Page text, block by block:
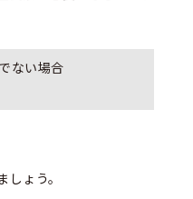
ない場合
ょう。